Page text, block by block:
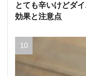
とても辛いけどダ
効果と注意点